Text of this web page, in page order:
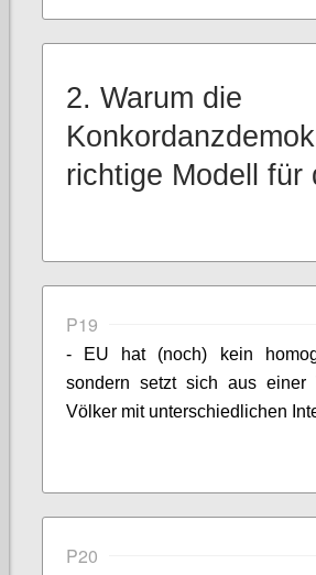
2. Warum die
richtige Modell für
P19
- EU hat (noch) kein
sondern setzt sich aus einer
Völker mit unterschiedlichen
P20